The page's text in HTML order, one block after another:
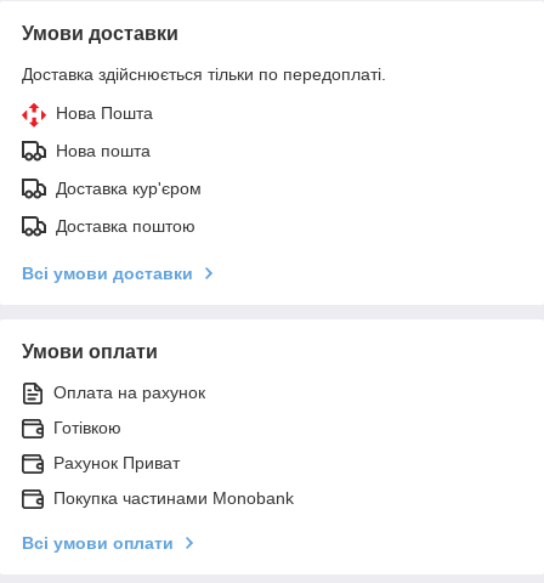
Умови доставки
Доставка здійснюється тільки по передоплаті.
Нова Пошта
Нова пошта
Доставка кур'єром
Доставка поштою
Всі умови доставки
Умови оплати
Оплата на рахунок
Готівкою
Рахунок Приват
Покупка частинами Monobank
Всі умови оплати